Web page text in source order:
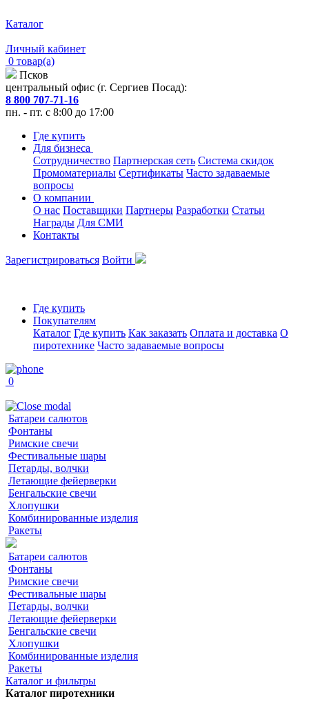
Каталог
Личный кабинет
0 товар(а)
Псков
центральный офис (г. Сергиев Посад):
8 800 707-71-16
пн. - пт. с 8:00 до 17:00
Где купить
Для бизнеса
Сотрудничество Партнерская сеть Система скидок
Промоматериалы Сертификаты Часто задаваемые
вопросы
О компании
О нас Поставщики Партнеры Разработки Статьи
Награды Для СМИ
Контакты
Зарегистрироваться Войти
Где купить
Покупателям
Каталог Где купить Как заказать Оплата и доставка О
пиротехнике Часто задаваемые вопросы
0
Батареи салютов
Фонтаны
Римские свечи
Фестивальные шары
Петарды, волчки
Летающие фейерверки
Бенгальские свечи
Хлопушки
Комбинированные изделия
Ракеты
Батареи салютов
Фонтаны
Римские свечи
Фестивальные шары
Петарды, волчки
Летающие фейерверки
Бенгальские свечи
Хлопушки
Комбинированные изделия
Ракеты
Каталог и фильтры
Каталог пиротехники